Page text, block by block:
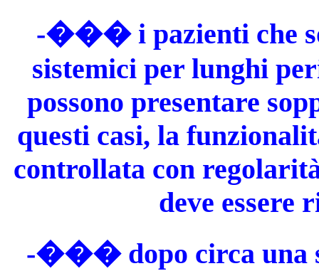
-��� i pazienti che
sistemici per lunghi
possono presentare
questi casi, la
controllata con
deve essere
-��� dopo circa una